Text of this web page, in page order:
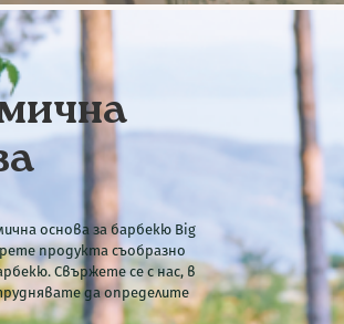
основа за барбекю Big
продукта съобразно
Свържете се с нас, в
да определите